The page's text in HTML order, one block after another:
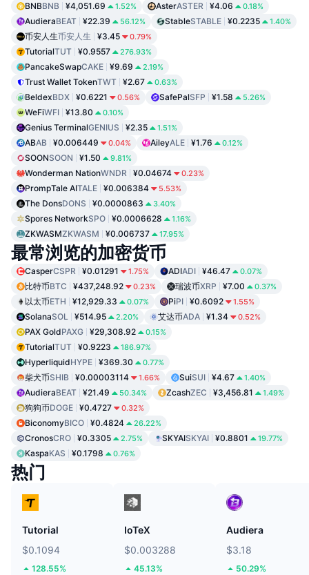
BNBBNB ¥4,051.69 1.52% AsterASTER ¥4.06 0.18%
AudieraBEAT ¥22.39 56.12% StableSTABLE ¥0.2235 1.40%
币安人生币安人生 ¥3.45 0.79%
TutorialTUT ¥0.9557 276.93%
PancakeSwapCAKE ¥9.69 2.19%
Trust Wallet TokenTWT ¥2.67 0.63%
BeldexBDX ¥0.6221 0.56% SafePalSFP ¥1.58 5.26%
WeFiWFI ¥13.80 0.10%
Genius TerminalGENIUS ¥2.35 1.51%
ABAB ¥0.006449 0.04% AileyALE ¥1.76 0.12%
SOONSOON ¥1.50 9.81%
Wonderman NationWNDR ¥0.04674 0.23%
PrompTale AITALE ¥0.006384 5.53%
The DonsDONS ¥0.0000863 3.40%
Spores NetworkSPO ¥0.0006628 1.16%
ZKWASMZKWASM ¥0.006737 17.95%
最常浏览的加密货币
CasperCSPR ¥0.01291 1.75% ADIADI ¥46.47 0.07%
比特币BTC ¥437,248.92 0.23% 瑞波币XRP ¥7.00 0.37%
以太币ETH ¥12,929.33 0.07% PiPI ¥0.6092 1.55%
SolanaSOL ¥514.95 2.20% 艾达币ADA ¥1.34 0.52%
PAX GoldPAXG ¥29,308.92 0.15%
TutorialTUT ¥0.9223 186.97%
HyperliquidHYPE ¥369.30 0.77%
柴犬币SHIB ¥0.00003114 1.66% SuiSUI ¥4.67 1.40%
AudieraBEAT ¥21.49 50.34% ZcashZEC ¥3,456.81 1.49%
狗狗币DOGE ¥0.4727 0.32%
BiconomyBICO ¥0.4824 26.22%
CronosCRO ¥0.3305 2.75% SKYAISKYAI ¥0.8801 19.77%
KaspaKAS ¥0.1798 0.76%
热门
Tutorial
$0.1094
128.55%
IoTeX
$0.003288
45.13%
Audiera
$3.18
50.29%